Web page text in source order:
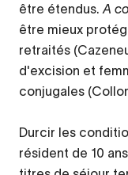
être étendus. A
être mieux
retraités
d'excision et
conjugales
Durcir les
résident de 10